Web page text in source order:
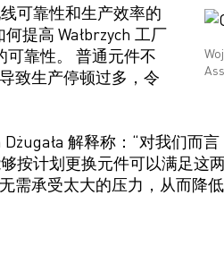
可靠性和生产效率的
提高 Wałbrzych 工厂
可靠性。 普通元件不
致生产停顿过多，令
解释称：“对我们而
按计划更换元件可以满足这
需承受太大的压力，从而降